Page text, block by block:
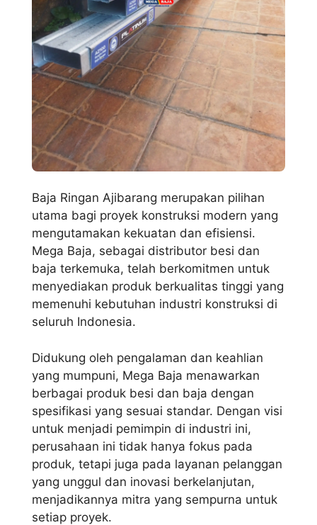
Baja Ringan Ajibarang merupakan pilihan
utama bagi proyek konstruksi modern yang
mengutamakan kekuatan dan efisiensi.
Mega Baja, sebagai distributor besi dan
baja terkemuka, telah berkomitmen untuk
menyediakan produk berkualitas tinggi yang
memenuhi kebutuhan industri konstruksi di
seluruh Indonesia.
Didukung oleh pengalaman dan keahlian
yang mumpuni, Mega Baja menawarkan
berbagai produk besi dan baja dengan
spesifikasi yang sesuai standar. Dengan visi
untuk menjadi pemimpin di industri ini,
perusahaan ini tidak hanya fokus pada
produk, tetapi juga pada layanan pelanggan
yang unggul dan inovasi berkelanjutan,
menjadikannya mitra yang sempurna untuk
setiap proyek.